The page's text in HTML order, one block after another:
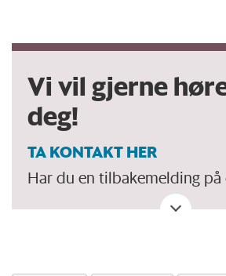
Vi vil gjerne
deg!
TA KONTAKT HER
Har du en tilbakemelding
debattinnlegget. Eller